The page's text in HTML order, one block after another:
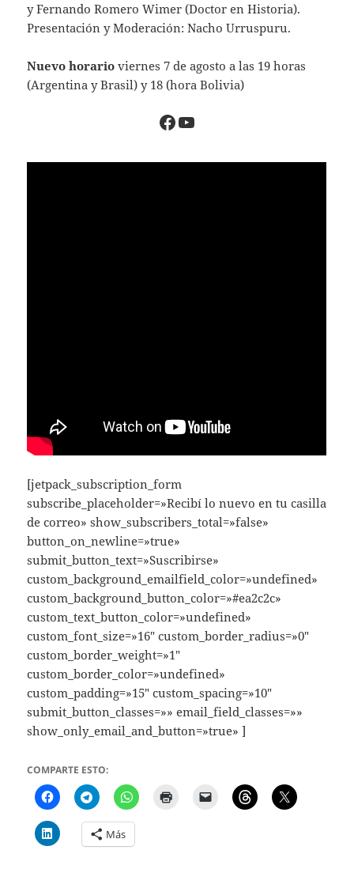
y Fernando Romero Wimer (Doctor en Historia).
Presentación y Moderación: Nacho Urruspuru.
Nuevo horario viernes 7 de agosto a las 19 horas
(Argentina y Brasil) y 18 (hora Bolivia)
https://
YouTube
[jetpack_subscription_form
subscribe_placeholder=»Recibí lo nuevo en tu casilla
de correo» show_subscribers_total=»false»
button_on_newline=»true»
submit_button_text=»Suscribirse»
custom_background_emailfield_color=»undefined»
custom_background_button_color=»#ea2c2c»
custom_text_button_color=»undefined»
custom_font_size=»16″ custom_border_radius=»0″
custom_border_weight=»1″
custom_border_color=»undefined»
custom_padding=»15″ custom_spacing=»10″
submit_button_classes=»» email_field_classes=»»
show_only_email_and_button=»true» ]
COMPARTE ESTO:
Más